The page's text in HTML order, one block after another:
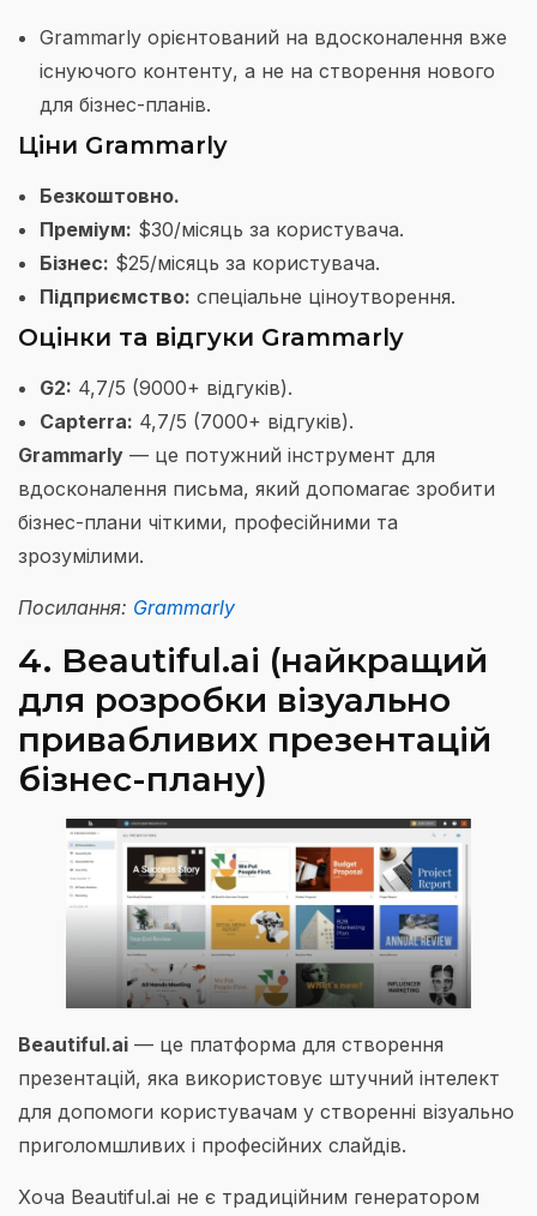
Grammarly орієнтований на вдосконалення вже
існуючого контенту, а не на створення нового
для бізнес-планів.
Ціни Grammarly
Безкоштовно.
Преміум: $30/місяць за користувача.
Бізнес: $25/місяць за користувача.
Підприємство: спеціальне ціноутворення.
Оцінки та відгуки Grammarly
G2: 4,7/5 (9000+ відгуків).
Capterra: 4,7/5 (7000+ відгуків).
Grammarly — це потужний інструмент для
вдосконалення письма, який допомагає зробити
бізнес-плани чіткими, професійними та
зрозумілими.
Посилання: Grammarly
4. Beautiful.ai (найкращий
для розробки візуально
привабливих презентацій
бізнес-плану)
Beautiful.ai — це платформа для створення
презентацій, яка використовує штучний інтелект
для допомоги користувачам у створенні візуально
приголомшливих і професійних слайдів.
Хоча Beautiful.ai не є традиційним генератором